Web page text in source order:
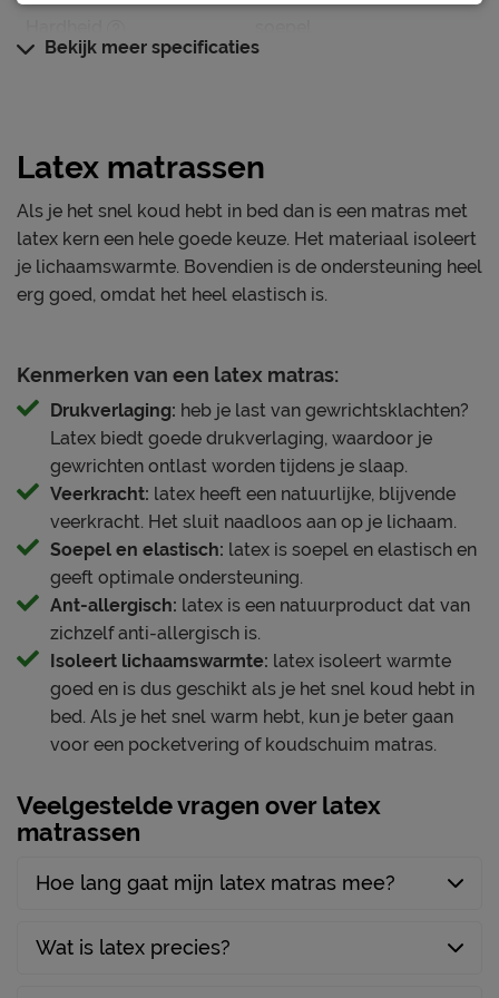
• Gewichtloze ondersteuning en perfecte ventilatie
• Specifieke schouder-, knie- en bekkenzones voor
• Gratis thuisbezorgd tot in je slaapkamer
• 100 nachten proefslapen met kosteloze aanpassing
van de stevigheid
• 10 jaar volledige garantie
• Combineerbaar met bijpassend kussen, dekbed of
bed voor het complete Prestige-gevoel
Voor wie geen genoegen neemt met standaard. Beter
dan gewoon goed: elke dag het wow-gevoel. Een mens
slaapt gemiddeld een derde van zijn leven. M line
Prestige maakt van die tijd de beste uren van je dag.
Slim ontworpen, vakkundig opgebouwd en geleverd
met uitstekende service. Alles klopt, elke dag weer.
M line Prestige is ontworpen vanuit expertise, slimme
techniek en vakmanschap. Deze collectie richt zich op
hoogwaardige ondersteuning, comfort en gemak, zodat
je nachtrust elke dag het beste moment van je dag
wordt.
Verzorging & Garantie
schoonmaakinstructies en garantievoorwaarden vind je
onder het kopje ‘Goed om te weten’. Zo zorg je ervoor
Warmteregulatie
Opbouw matraskern
Pocketveer laag (6 cm),
latex kern, Pulse latex en
een Talalay latex
afdeklaag
Type comfortlaag
talalay latex
Ventilatie kern
talalay latex
Tijk (matrashoes)
Materiaal tijk
borderstof 100% RPES76%
/ bovendoek 80%
Polyester - 17% Viscose –
3 % Cashmere
Handvatten
Tijk afritsbaar
Ja
Anti huisstofmijt
Nee
Advies bedbodem
volgende bedbodems
lattenbodem,
Geschikt voor
Bekijk meer specificaties
Latex matrassen
Als je het snel koud hebt in bed dan is een matras met
latex kern een hele goede keuze. Het materiaal isoleert
je lichaamswarmte. Bovendien is de ondersteuning heel
erg goed, omdat het heel elastisch is.
Kenmerken van een latex matras:
Drukverlaging: heb je last van gewrichtsklachten?
Latex biedt goede drukverlaging, waardoor je
gewrichten ontlast worden tijdens je slaap.
Veerkracht: latex heeft een natuurlijke, blijvende
veerkracht. Het sluit naadloos aan op je lichaam.
Soepel en elastisch: latex is soepel en elastisch en
geeft optimale ondersteuning.
Ant-allergisch: latex is een natuurproduct dat van
zichzelf anti-allergisch is.
Isoleert lichaamswarmte: latex isoleert warmte
goed en is dus geschikt als je het snel koud hebt in
bed. Als je het snel warm hebt, kun je beter gaan
voor een pocketvering of koudschuim matras.
Veelgestelde vragen over latex
matrassen
Hoe lang gaat mijn latex matras mee?
Wat is latex precies?